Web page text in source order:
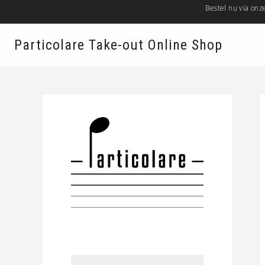
MOONSTRAAT 60, 2018 ANTWERPEN
Particolare Take-out Online Shop
Bestel nu via